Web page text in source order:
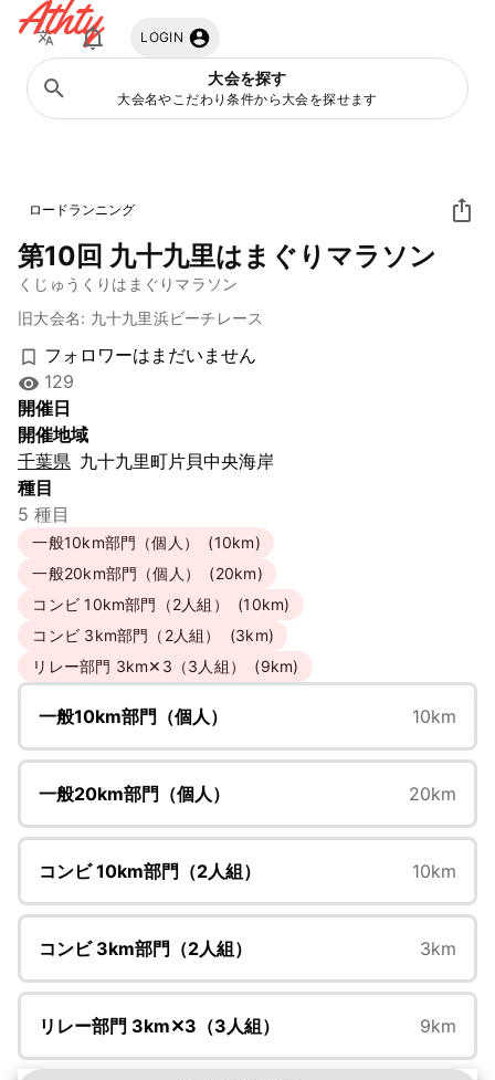
Athty LOGIN
大会を探す
大会名やこだわり条件から大会を探せます
ロードランニング
第10回 九十九里はまぐりマラソン
くじゅうくりはまぐりマラソン
旧大会名: 九十九里浜ビーチレース
フォロワーはまだいません
129
開催日
開催地域
千葉県 九⼗九⾥町⽚⾙中央海岸
種目
5 種目
⼀般10km部⾨（個⼈）
(10km)
⼀般20km部⾨（個⼈）
(20km)
コンビ 10km部⾨（2⼈組）
(10km)
コンビ 3km部⾨（2⼈組）
(3km)
リレー部門 3km✕3（3人組）
(9km)
⼀般10km部⾨（個⼈） 10km
⼀般20km部⾨（個⼈） 20km
コンビ 10km部⾨（2⼈組） 10km
コンビ 3km部⾨（2⼈組） 3km
リレー部門 3km✕3（3人組） 9km